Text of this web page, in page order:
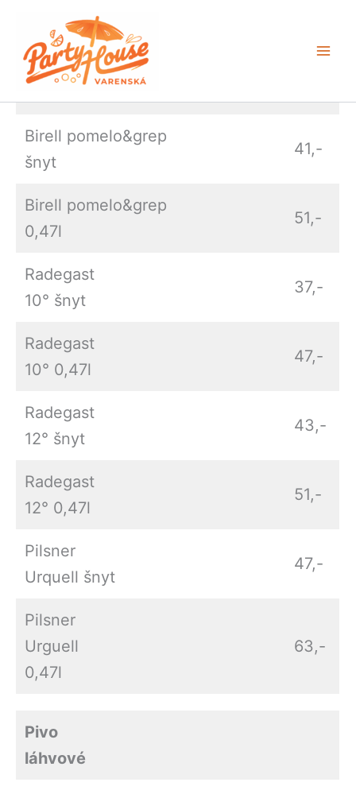
obsah
Nápojový lístek Party house
Pivo na
Birell pomelo&grep
šnyt
41,-
Birell pomelo&grep
0,47l
51,-
Radegast
10° šnyt
37,-
Radegast
10° 0,47l
47,-
Radegast
12° šnyt
43,-
Radegast
12° 0,47l
51,-
Pilsner
Urquell šnyt
47,-
Pilsner
Urguell
0,47l
63,-
Pivo
láhvové